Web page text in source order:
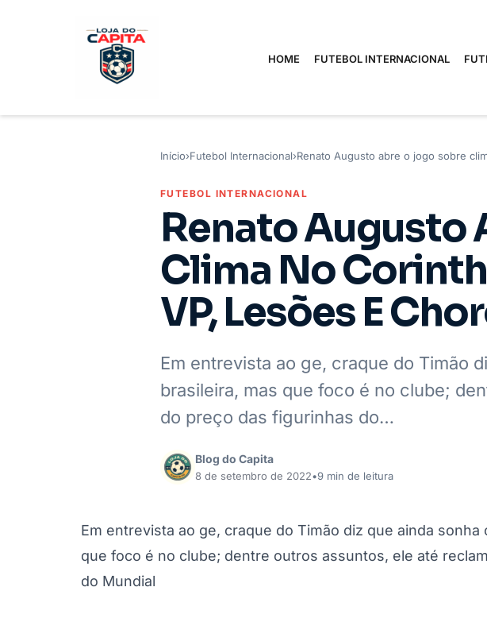
HOME FUTEBOL INTERNACIONAL
Início›Futebol Internacional›Renato Augusto abre o jogo sobre
FUTEBOL INTERNACIONAL
Renato Augusto
Clima No
VP, Lesões E
Em entrevista ao ge, craque do Timão
brasileira, mas que foco é no clube;
do preço das figurinhas do…
Blog do Capita
8 de setembro de 2022•9 min de leitura
Em entrevista ao ge, craque do Timão diz que ainda sonha
que foco é no clube; dentre outros assuntos, ele até
do Mundial